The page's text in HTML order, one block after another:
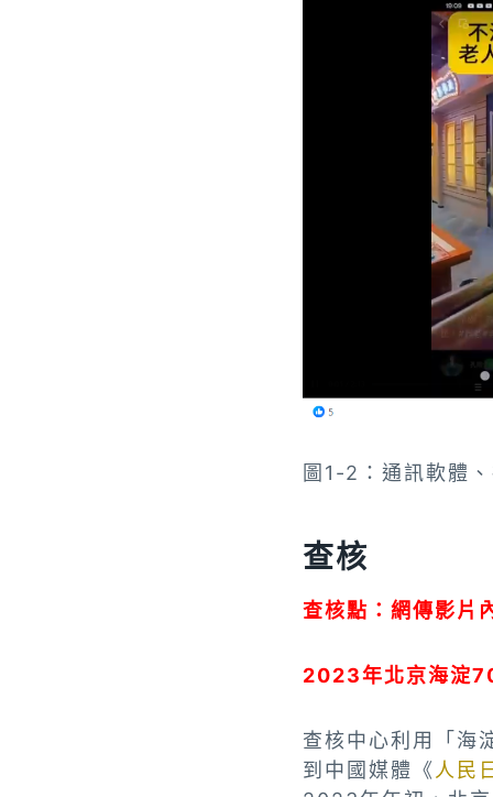
圖1-2：通訊軟體
查核
查核點：網傳影片
2023年北京海淀
查核中心利用「海
到中國媒體《人民